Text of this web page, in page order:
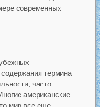
современных
термина
часто
американские
мир все еще